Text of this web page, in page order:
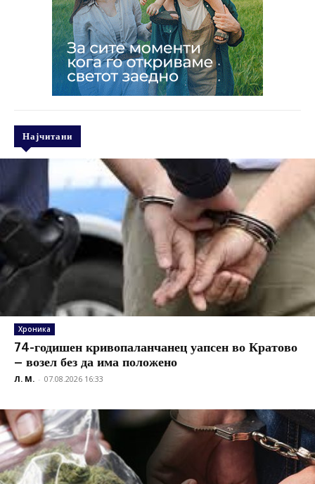
Најчитани
Хроника
74-годишен кривопаланчанец уапсен во Кратово
– возел без да има положено
Л. М. - 07.08.2026 16:33